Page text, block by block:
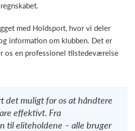
med Holdsport, hvor vi deler
information om klubben. Det er
os en professionel tilstedeværelse
det muligt for os at håndtere
effektivt. Fra
til eliteholdene – alle bruger